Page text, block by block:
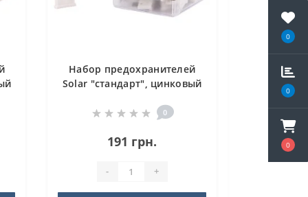
0
0
0
Набор предохранителей
Solar "стандарт", цинковый
0
191 грн.
- +